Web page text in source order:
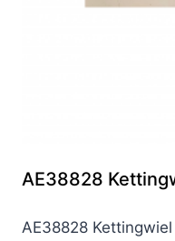
AE38828
AE38828